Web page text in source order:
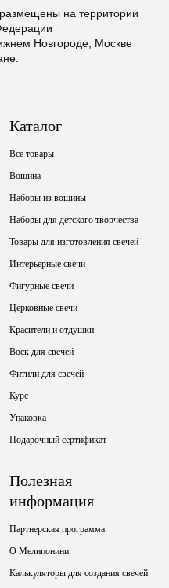
на территории
Новгороде, Москве
Каталог
Все товары
Вощина
Наборы из вощины
Наборы для детского творчества
Товары для изготовления свечей
Интерьерные свечи
Фигурные свечи
Церковные свечи
Красители и отдушки
Воск для свечей
Фитили для свечей
Курс
Упаковка
Подарочный сертификат
Полезная
информация
Партнерская программа
О Мелипонини
Калькуляторы для создания свечей